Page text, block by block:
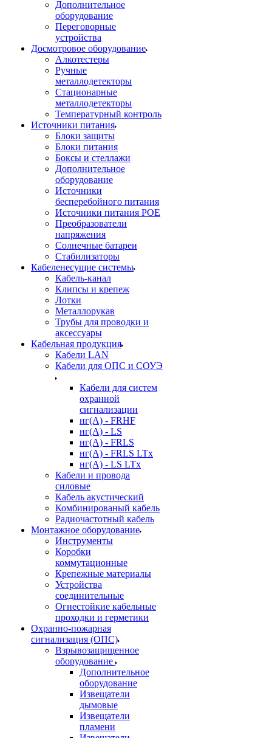
Дополнительное
оборудование
Переговорные
устройства
Досмотровое оборудование
Алкотестеры
Ручные
металлодетекторы
Стационарные
металлодетекторы
Температурный контроль
Источники питания
Блоки защиты
Блоки питания
Боксы и стеллажи
Дополнительное
оборудование
Источники
бесперебойного питания
Источники питания POE
Преобразователи
напряжения
Солнечные батареи
Стабилизаторы
Кабеленесущие системы
Кабель-канал
Клипсы и крепеж
Лотки
Металлорукав
Трубы для проводки и
аксессуары
Кабельная продукция
Кабели LAN
Кабели для ОПС и СОУЭ
Кабели для систем
охранной
сигнализации
нг(A) - FRHF
нг(A) - LS
нг(А) - FRLS
нг(А) - FRLS LTx
нг(А) - LS LTx
Кабели и провода
силовые
Кабель акустический
Комбинированый кабель
Радиочастотный кабель
Монтажное оборудование
Инструменты
Коробки
коммутационные
Крепежные материалы
Устройства
соединительные
Огнестойкие кабельные
проходки и герметики
Охранно-пожарная
сигнализация (ОПС)
Взрывозащищенное
оборудование
Дополнительное
оборудование
Извещатели
дымовые
Извещатели
пламени